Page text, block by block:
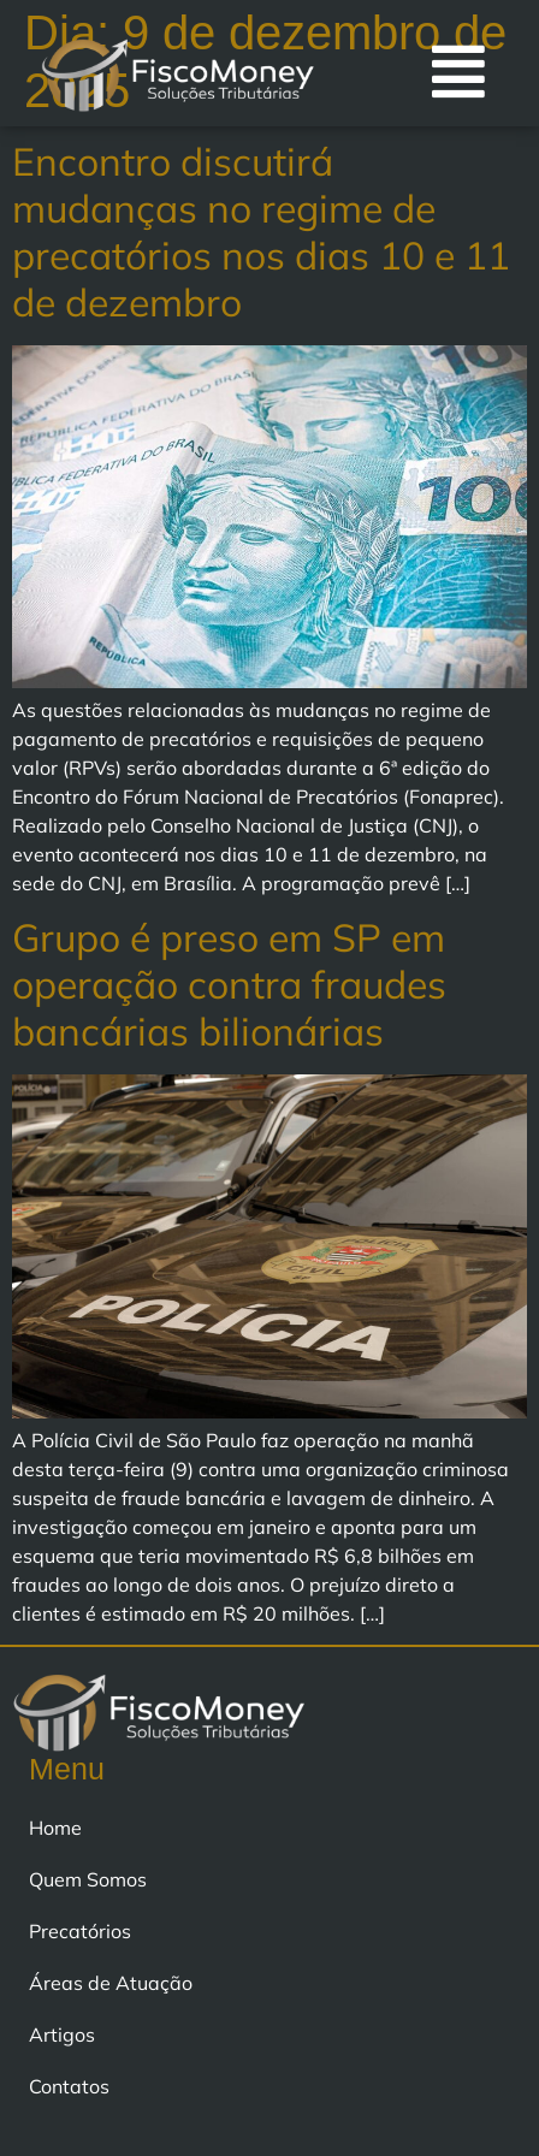
Dia:9 de dezembro de
2025
Encontro discutirá
mudanças no regime de
precatórios nos dias 10 e 11
de dezembro
As questões relacionadas às mudanças no regime de
pagamento de precatórios e requisições de pequeno
valor (RPVs) serão abordadas durante a 6ª edição do
Encontro do Fórum Nacional de Precatórios (Fonaprec).
Realizado pelo Conselho Nacional de Justiça (CNJ), o
evento acontecerá nos dias 10 e 11 de dezembro, na
sede do CNJ, em Brasília. A programação prevê […]
Grupo é preso em SP em
operação contra fraudes
bancárias bilionárias
A Polícia Civil de São Paulo faz operação na manhã
desta terça-feira (9) contra uma organização criminosa
suspeita de fraude bancária e lavagem de dinheiro. A
investigação começou em janeiro e aponta para um
esquema que teria movimentado R$ 6,8 bilhões em
fraudes ao longo de dois anos. O prejuízo direto a
clientes é estimado em R$ 20 milhões. […]
Menu
Home
Quem Somos
Precatórios
Áreas de Atuação
Artigos
Contatos